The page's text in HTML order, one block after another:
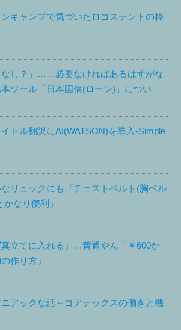
キャンプで気づいたロゴステントの粋
なし？」……必要なければあるはずがな
ツール「日本国債(ローン)」につい
トル翻訳にAI(WATSON)を導入-Simple
リュックにも『チェストベルト(胸ベル
かなり便利」
立てに入れる」…普通やん「￥600か
作り方」
アックな話～ゴアテックスの働きと機